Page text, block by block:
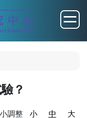
？
調整 小 中 大